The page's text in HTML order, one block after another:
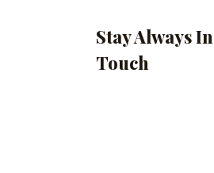
Stay Always In
Touch